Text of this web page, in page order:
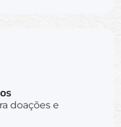
doações e